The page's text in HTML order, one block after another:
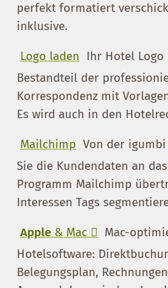
perfekt formatiert
inklusive.
Logo laden Ihr Hotel
Bestandteil der
Korrespondenz mit
Es wird auch in den
Mailchimp Von der
Sie die Kundendaten an
Programm Mailchimp
Interessen Tags
Apple & Mac  Mac-
Hotelsoftware:
Belegungsplan,